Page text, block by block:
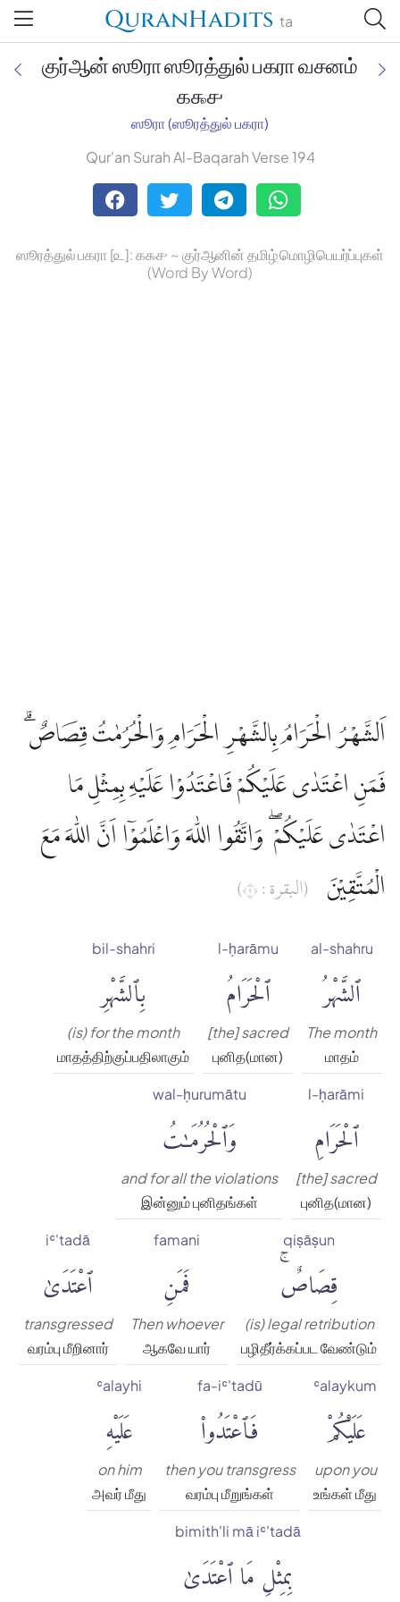
QuranHadits ta
Jan Trust Foundation
Mufti Omar Sheriff Qasimi,
குர்ஆன் ஸூரா ஸூரத்துல் பகரா வசனம்
௧௯௪
ஸூரா (ஸூரத்துல் பகரா)
Qur'an Surah Al-Baqarah Verse 194
ஸூரத்துல் பகரா [௨]: ௧௯௪ ~ குர்ஆனின் தமிழ் மொழிபெயர்ப்புகள்
(Word By Word)
اَلشَّهْرُ الْحَرَامُ بِالشَّهْرِ الْحَرَامِ وَالْحُرُمٰتُ قِصَاصٌۗ
فَمَنِ اعْتَدٰى عَلَيْكُمْ فَاعْتَدُوْا عَلَيْهِ بِمِثْلِ مَا
اعْتَدٰى عَلَيْكُمْ ۖ وَاتَّقُوا اللّٰهَ وَاعْلَمُوْٓا اَنَّ اللّٰهَ مَعَ
الْمُتَّقِيْنَ
(البقرة : ٢)
al-shahru
ٱلشَّهْرُ
The month
மாதம்
l-ḥarāmu
ٱلْحَرَامُ
[the] sacred
புனித(மான)
bil-shahri
بِٱلشَّهْرِ
(is) for the month
மாதத்திற்குப்பதிலாகும்
l-ḥarāmi
ٱلْحَرَامِ
[the] sacred
புனித(மான)
wal-ḥurumātu
وَٱلْحُرُمَٰتُ
and for all the violations
இன்னும் புனிதங்கள்
qiṣāṣun
قِصَاصٌۚ
(is) legal retribution
பழிதீர்க்கப்பட வேண்டும்
famani
فَمَنِ
Then whoever
ஆகவே யார்
iʿ'tadā
ٱعْتَدَىٰ
transgressed
வரம்பு மீறினார்
ʿalaykum
عَلَيْكُمْ
upon you
உங்கள் மீது
fa-iʿ'tadū
فَٱعْتَدُوا۟
then you transgress
வரம்பு மீறுங்கள்
ʿalayhi
عَلَيْهِ
on him
அவர் மீது
bimith'li mā iʿ'tadā
بِمِثْلِ مَا ٱعْتَدَىٰ